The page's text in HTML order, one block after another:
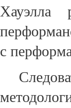
Хауэлла
с